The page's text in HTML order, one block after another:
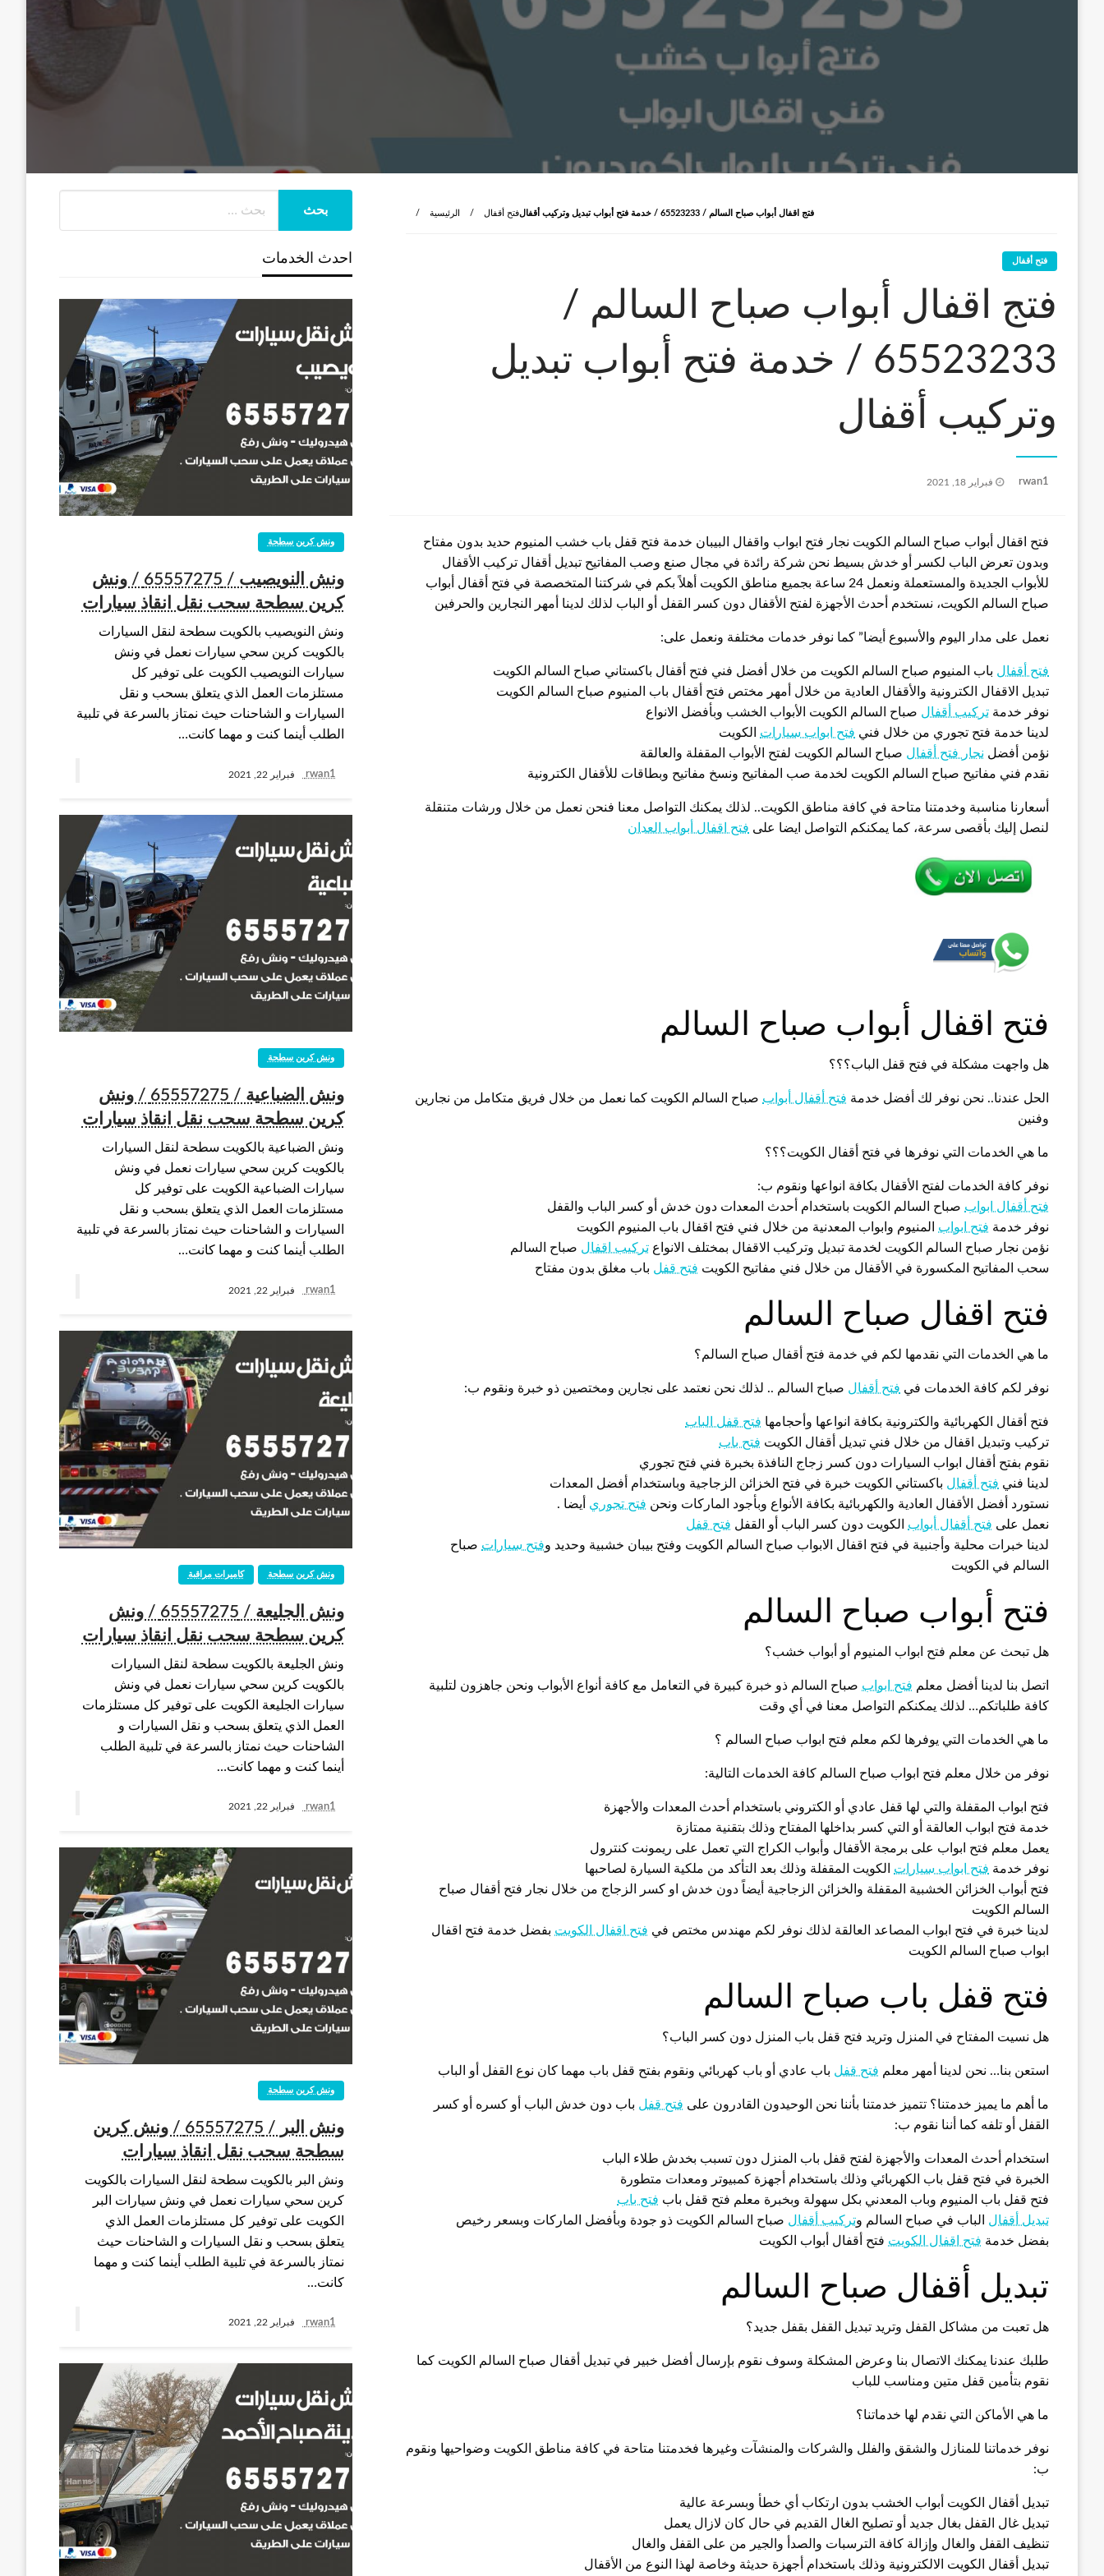
الرئيسية فتح أقفال فتج اقفال أبواب صباح السالم / 65523233 / خدمة فتح أبواب تبديل وتركيب أقفال
فتح أقفال
فتج اقفال أبواب صباح السالم /
65523233 / خدمة فتح أبواب تبديل
وتركيب أقفال
rwan1
نُشر
فبراير 18, 2021
فتح اقفال أبواب صباح السالم الكويت نجار فتح ابواب واقفال البيبان خدمة فتح قفل باب خشب المنيوم حديد بدون مفتاح
وبدون تعرض الباب لكسر أو خدش بسيط نحن شركة رائدة في مجال صنع وصب المفاتيح تبديل أقفال تركيب الأقفال
للأبواب الجديدة والمستعملة ونعمل 24 ساعة بجميع مناطق الكويت أهلاً بكم في شركتنا المتخصصة في فتح أقفال أبواب
صباح السالم الكويت، نستخدم أحدث الأجهزة لفتح الأقفال دون كسر القفل أو الباب لذلك لدينا أمهر النجارين والحرفين
نعمل على مدار اليوم والأسبوع أيضا” كما نوفر خدمات مختلفة ونعمل على:
فتح أقفال باب المنيوم صباح السالم الكويت من خلال أفضل فني فتح أقفال باكستاني صباح السالم الكويت
تبديل الاقفال الكترونية والأقفال العادية من خلال أمهر مختص فتح أقفال باب المنيوم صباح السالم الكويت
نوفر خدمة تركيب أقفال صباح السالم الكويت الأبواب الخشب وبأفضل الانواع
لدينا خدمة فتح تجوري من خلال فني فتح ابواب سيارات الكويت
نؤمن أفضل نجار فتح أقفال صباح السالم الكويت لفتح الأبواب المقفلة والعالقة
نقدم فني مفاتيح صباح السالم الكويت لخدمة صب المفاتيح ونسخ مفاتيح وبطاقات للأقفال الكترونية
أسعارنا مناسبة وخدمتنا متاحة في كافة مناطق الكويت.. لذلك يمكنك التواصل معنا فنحن نعمل من خلال ورشات متنقلة
لنصل إليك بأقصى سرعة، كما يمكنكم التواصل ايضا على فتح اقفال أبواب العدان
فتح اقفال أبواب صباح السالم
هل واجهت مشكلة في فتح قفل الباب؟؟؟
الحل عندنا.. نحن نوفر لك أفضل خدمة فتح أقفال أبواب صباح السالم الكويت كما نعمل من خلال فريق متكامل من نجارين
وفنين
ما هي الخدمات التي نوفرها في فتح أقفال الكويت؟؟؟
نوفر كافة الخدمات لفتح الأقفال بكافة انواعها ونقوم ب:
فتح أقفال ابواب صباح السالم الكويت باستخدام أحدث المعدات دون خدش أو كسر الباب والقفل
نوفر خدمة فتح ابواب المنيوم وابواب المعدنية من خلال فني فتح اقفال باب المنيوم الكويت
نؤمن نجار صباح السالم الكويت لخدمة تبديل وتركيب الاقفال بمختلف الانواع تركيب اقفال صباح السالم
سحب المفاتيح المكسورة في الأقفال من خلال فني مفاتيح الكويت فتح قفل باب مغلق بدون مفتاح
فتح اقفال صباح السالم
ما هي الخدمات التي نقدمها لكم في خدمة فتح أقفال صباح السالم؟
نوفر لكم كافة الخدمات في فتح أقفال صباح السالم .. لذلك نحن نعتمد على نجارين ومختصين ذو خبرة ونقوم ب:
فتح أقفال الكهربائية والكترونية بكافة انواعها وأحجامها فتح قفل الباب
تركيب وتبديل اقفال من خلال فني تبديل أقفال الكويت فتح باب
نقوم بفتح أقفال ابواب السيارات دون كسر زجاج النافذة بخبرة فني فتح تجوري
لدينا فني فتح أقفال باكستاني الكويت خبرة في فتح الخزائن الزجاجية وباستخدام أفضل المعدات
نستورد أفضل الأقفال العادية والكهربائية بكافة الأنواع وبأجود الماركات ونحن فتح تجوري أيضا .
نعمل على فتح أقفال أبواب الكويت دون كسر الباب أو القفل فتح قفل
لدينا خبرات محلية وأجنبية في فتح اقفال الابواب صباح السالم الكويت وفتح بيبان خشبية وحديد وفتح سيارات صباح
السالم في الكويت
فتح أبواب صباح السالم
هل تبحث عن معلم فتح ابواب المنيوم أو أبواب خشب؟
اتصل بنا لدينا أفضل معلم فتح ابواب صباح السالم ذو خبرة كبيرة في التعامل مع كافة أنواع الأبواب ونحن جاهزون لتلبية
كافة طلباتكم… لذلك يمكنكم التواصل معنا في أي وقت
ما هي الخدمات التي يوفرها لكم معلم فتح ابواب صباح السالم ؟
نوفر من خلال معلم فتح ابواب صباح السالم كافة الخدمات التالية:
فتح ابواب المقفلة والتي لها قفل عادي أو الكتروني باستخدام أحدث المعدات والأجهزة
خدمة فتح ابواب العالقة أو التي كسر بداخلها المفتاح وذلك بتقنية ممتازة
يعمل معلم فتح ابواب على برمجة الأقفال وأبواب الكراج التي تعمل على ريمونت كنترول
نوفر خدمة فتح ابواب سيارات الكويت المقفلة وذلك بعد التأكد من ملكية السيارة لصاحبها
فتح أبواب الخزائن الخشبية المقفلة والخزائن الزجاجية أيضاً دون خدش او كسر الزجاج من خلال نجار فتح أقفال صباح
السالم الكويت
لدينا خبرة في فتح ابواب المصاعد العالقة لذلك نوفر لكم مهندس مختص في فتح اقفال الكويت بفضل خدمة فتح اقفال
ابواب صباح السالم الكويت
فتح قفل باب صباح السالم
هل نسيت المفتاح في المنزل وتريد فتح قفل باب المنزل دون كسر الباب؟
استعن بنا… نحن لدينا أمهر معلم فتح قفل باب عادي أو باب كهربائي ونقوم بفتح قفل باب مهما كان نوع القفل أو الباب
ما أهم ما يميز خدمتنا؟ تتميز خدمتنا بأننا نحن الوحيدون القادرون على فتح قفل باب دون خدش الباب أو كسره أو كسر
القفل أو تلفه كما أننا نقوم ب:
استخدام أحدث المعدات والأجهزة لفتح قفل باب المنزل دون تسبب بخدش طلاء الباب
الخبرة في فتح قفل باب الكهربائي وذلك باستخدام أجهزة كمبيوتر ومعدات متطورة
فتح قفل باب المنيوم وباب المعدني بكل سهولة وبخبرة معلم فتح قفل باب فتح باب
تبديل أقفال الباب في صباح السالم وتركيب أقفال صباح السالم الكويت ذو جودة وبأفضل الماركات وبسعر رخيص
بفضل خدمة فتح اقفال الكويت فتح أقفال أبواب الكويت
تبديل أقفال صباح السالم
هل تعبت من مشاكل القفل وتريد تبديل القفل بقفل جديد؟
طلبك عندنا يمكنك الاتصال بنا وعرض المشكلة وسوف نقوم بإرسال أفضل خبير في تبديل أقفال صباح السالم الكويت كما
نقوم بتأمين قفل متين ومناسب للباب
ما هي الأماكن التي نقدم لها خدماتنا؟
نوفر خدماتنا للمنازل والشقق والفلل والشركات والمنشآت وغيرها فخدمتنا متاحة في كافة مناطق الكويت وضواحيها ونقوم
ب:
تبديل أقفال الكويت أبواب الخشب بدون ارتكاب أي خطأ وبسرعة عالية
تبديل غال القفل بغال جديد أو تصليح الغال القديم في حال كان لازال يعمل
تنظيف القفل والغال وإزالة كافة الترسبات والصدأ والجير من على القفل والغال
تبديل أقفال الكويت الالكترونية وذلك باستخدام أجهزة حديثة وخاصة لهذا النوع من الأقفال
احدث الخدمات
ونش كرين سطحة
ونش النويصيب / 65557275 / ونش
كرين سطحة سحب نقل انقاذ سيارات
ونش النويصيب بالكويت سطحة لنقل السيارات
بالكويت كرين سحي سيارات نعمل في ونش
سيارات النويصيب الكويت على توفير كل
مستلزمات العمل الذي يتعلق بسحب و نقل
السيارات و الشاحنات حيث نمتاز بالسرعة في تلبية
الطلب أينما كنت و مهما كانت…
rwan1 فبراير 22, 2021
ونش كرين سطحة
ونش الضباعية / 65557275 / ونش
كرين سطحة سحب نقل انقاذ سيارات
ونش الضباعية بالكويت سطحة لنقل السيارات
بالكويت كرين سحي سيارات نعمل في ونش
سيارات الضباعية الكويت على توفير كل
مستلزمات العمل الذي يتعلق بسحب و نقل
السيارات و الشاحنات حيث نمتاز بالسرعة في تلبية
الطلب أينما كنت و مهما كانت…
rwan1 فبراير 22, 2021
كاميرات مراقبة ونش كرين سطحة
ونش الجليعة / 65557275 / ونش
كرين سطحة سحب نقل انقاذ سيارات
ونش الجليعة بالكويت سطحة لنقل السيارات
بالكويت كرين سحي سيارات نعمل في ونش
سيارات الجليعة الكويت على توفير كل مستلزمات
العمل الذي يتعلق بسحب و نقل السيارات و
الشاحنات حيث نمتاز بالسرعة في تلبية الطلب
أينما كنت و مهما كانت…
rwan1 فبراير 22, 2021
ونش كرين سطحة
ونش البر / 65557275 / ونش كرين
سطحة سحب نقل انقاذ سيارات
ونش البر بالكويت سطحة لنقل السيارات بالكويت
كرين سحي سيارات نعمل في ونش سيارات البر
الكويت على توفير كل مستلزمات العمل الذي
يتعلق بسحب و نقل السيارات و الشاحنات حيث
نمتاز بالسرعة في تلبية الطلب أينما كنت و مهما
كانت…
rwan1 فبراير 22, 2021